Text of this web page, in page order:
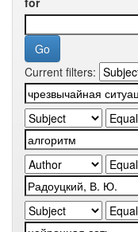
Current filters: